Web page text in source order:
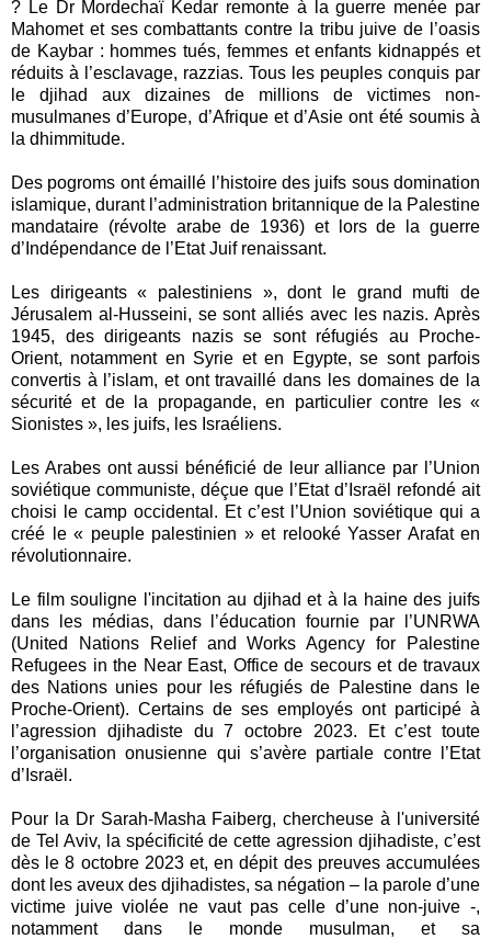
? Le Dr Mordechaï Kedar remonte à la guerre menée par
Mahomet et ses combattants contre la tribu juive de l’oasis
de Kaybar : hommes tués, femmes et enfants kidnappés et
réduits à l’esclavage, razzias. Tous les peuples conquis par
le djihad aux dizaines de millions de victimes non-
musulmanes d’Europe, d’Afrique et d’Asie ont été soumis à
la dhimmitude.
Des pogroms ont émaillé l’histoire des juifs sous domination
islamique, durant l’administration britannique de la Palestine
mandataire (révolte arabe de 1936) et lors de la guerre
d’Indépendance de l’Etat Juif renaissant.
Les dirigeants « palestiniens », dont le grand mufti de
Jérusalem al-Husseini, se sont alliés avec les nazis. Après
1945, des dirigeants nazis se sont réfugiés au Proche-
Orient, notamment en Syrie et en Egypte, se sont parfois
convertis à l’islam, et ont travaillé dans les domaines de la
sécurité et de la propagande, en particulier contre les «
Sionistes », les juifs, les Israéliens.
Les Arabes ont aussi bénéficié de leur alliance par l’Union
soviétique communiste, déçue que l’Etat d’Israël refondé ait
choisi le camp occidental. Et c’est l’Union soviétique qui a
créé le « peuple palestinien » et relooké Yasser Arafat en
révolutionnaire.
Le film souligne l'incitation au djihad et à la haine des juifs
dans les médias, dans l’éducation fournie par l’UNRWA
(United Nations Relief and Works Agency for Palestine
Refugees in the Near East, Office de secours et de travaux
des Nations unies pour les réfugiés de Palestine dans le
Proche-Orient). Certains de ses employés ont participé à
l’agression djihadiste du 7 octobre 2023. Et c’est toute
l’organisation onusienne qui s’avère partiale contre l’Etat
d’Israël.
Pour la Dr Sarah-Masha Faiberg, chercheuse à l'université
de Tel Aviv, la spécificité de cette agression djihadiste, c’est
dès le 8 octobre 2023 et, en dépit des preuves accumulées
dont les aveux des djihadistes, sa négation – la parole d’une
victime juive violée ne vaut pas celle d’une non-juive -,
notamment dans le monde musulman, et sa